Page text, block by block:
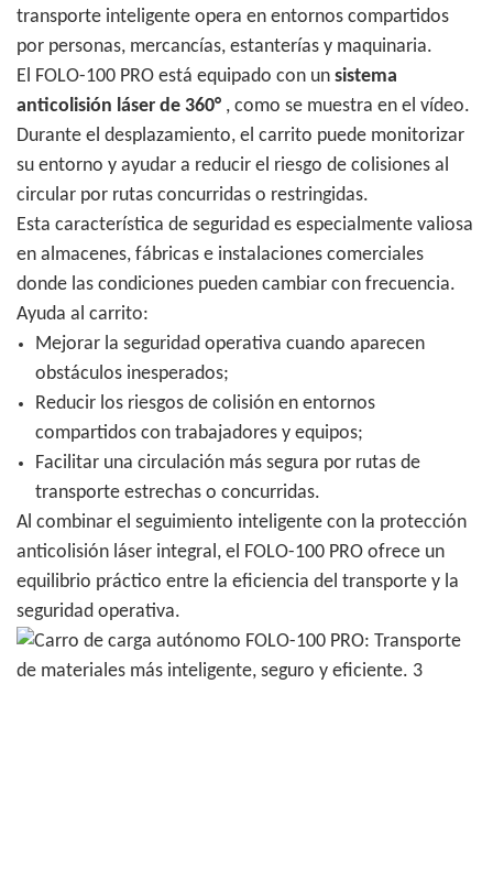
transporte inteligente opera en entornos compartidos
por personas, mercancías, estanterías y maquinaria.
El FOLO-100 PRO está equipado con un sistema
anticolisión láser de 360° , como se muestra en el vídeo.
Durante el desplazamiento, el carrito puede monitorizar
su entorno y ayudar a reducir el riesgo de colisiones al
circular por rutas concurridas o restringidas.
Esta característica de seguridad es especialmente valiosa
en almacenes, fábricas e instalaciones comerciales
donde las condiciones pueden cambiar con frecuencia.
Ayuda al carrito:
Mejorar la seguridad operativa cuando aparecen
obstáculos inesperados;
Reducir los riesgos de colisión en entornos
compartidos con trabajadores y equipos;
Facilitar una circulación más segura por rutas de
transporte estrechas o concurridas.
Al combinar el seguimiento inteligente con la protección
anticolisión láser integral, el FOLO-100 PRO ofrece un
equilibrio práctico entre la eficiencia del transporte y la
seguridad operativa.